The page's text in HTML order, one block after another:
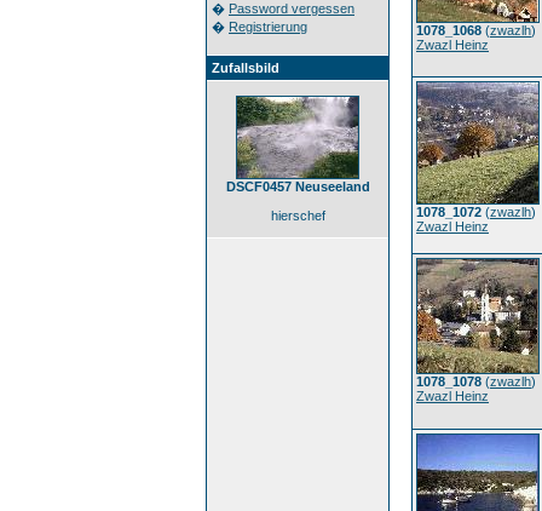
� Password vergessen
� Registrierung
Zufallsbild
DSCF0457 Neuseeland
hierschef
1078_1068 (zwazlh)
Zwazl Heinz
1078_1072 (zwazlh)
Zwazl Heinz
1078_1078 (zwazlh)
Zwazl Heinz